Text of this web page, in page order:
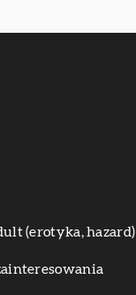
(erotyka, hazard)